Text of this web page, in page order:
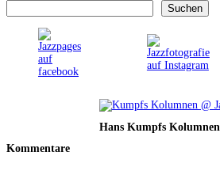
Suchen
Hans Kumpfs Kolumnen
Kommentare